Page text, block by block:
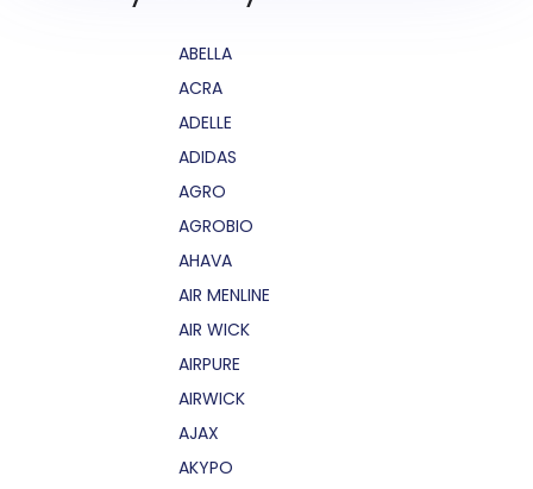
ABELLA
ACRA
ADELLE
ADIDAS
AGRO
AGROBIO
AHAVA
AIR MENLINE
AIR WICK
AIRPURE
AIRWICK
AJAX
AKYPO